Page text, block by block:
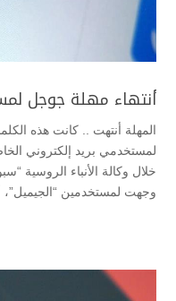
أنتهاء مهلة جوجل
المهلة أنتهت .. كانت هذه
خلال وكالة الأنباء الروسية
وجهت لمستخدمين “الجيميل”،